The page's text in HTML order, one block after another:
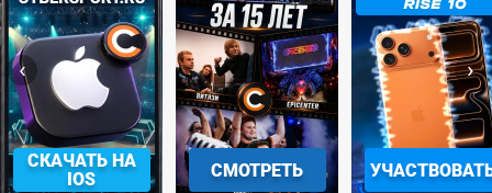
СКАЧАТЬ НА
IOS
СМОТРЕТЬ
‹ ›